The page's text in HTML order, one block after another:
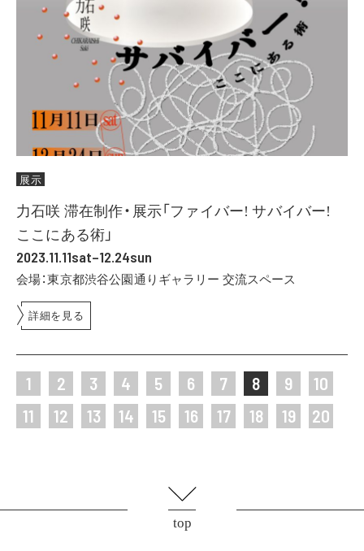
展示
力石咲 滞在制作・展示「ファイバー! サバイバー!
ここにある術」
2023.11.11sat–12.24sun
会場：東京都渋谷公園通りギャラリー 交流スペース
詳細を見る
1 2 3 4 5 6 7 8 9
10
11
12 13 14 15 16 17 18 19 20
top